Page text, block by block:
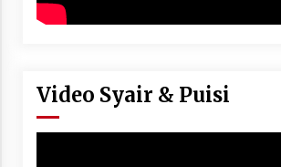
Video Syair & Puisi